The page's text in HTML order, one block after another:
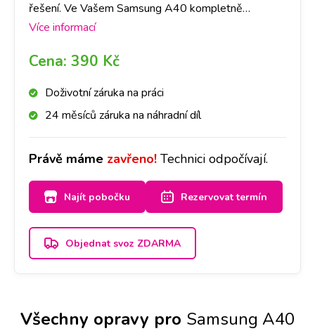
řešení. Ve Vašem Samsung A40 kompletně
přehrajeme software a telefon bude jako nový!
telefonu. Vzhledem k tomu, že heslo obrazovky
slouží jako ochrana všech dat, se při přehrání SW
data automaticky smažou.
Více informací
Cena: 390 Kč
Doživotní záruka na práci
24 měsíců záruka na náhradní díl
Právě máme zavřeno! Technici odpočívají.
Najít pobočku Rezervovat termín
Objednat svoz ZDARMA
Všechny opravy pro Samsung A40